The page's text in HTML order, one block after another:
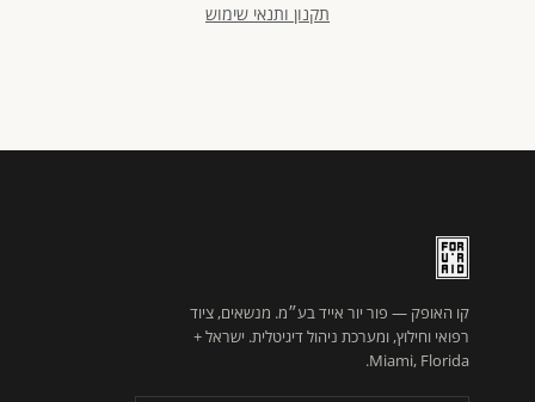
תקנון ותנאי שימוש
קו האופק — פור יור אייד בע״מ. מנשאים, ציוד
רפואי וחילוץ, ומערכת ניהול דיגיטלית. ישראל +
Miami, Florida.